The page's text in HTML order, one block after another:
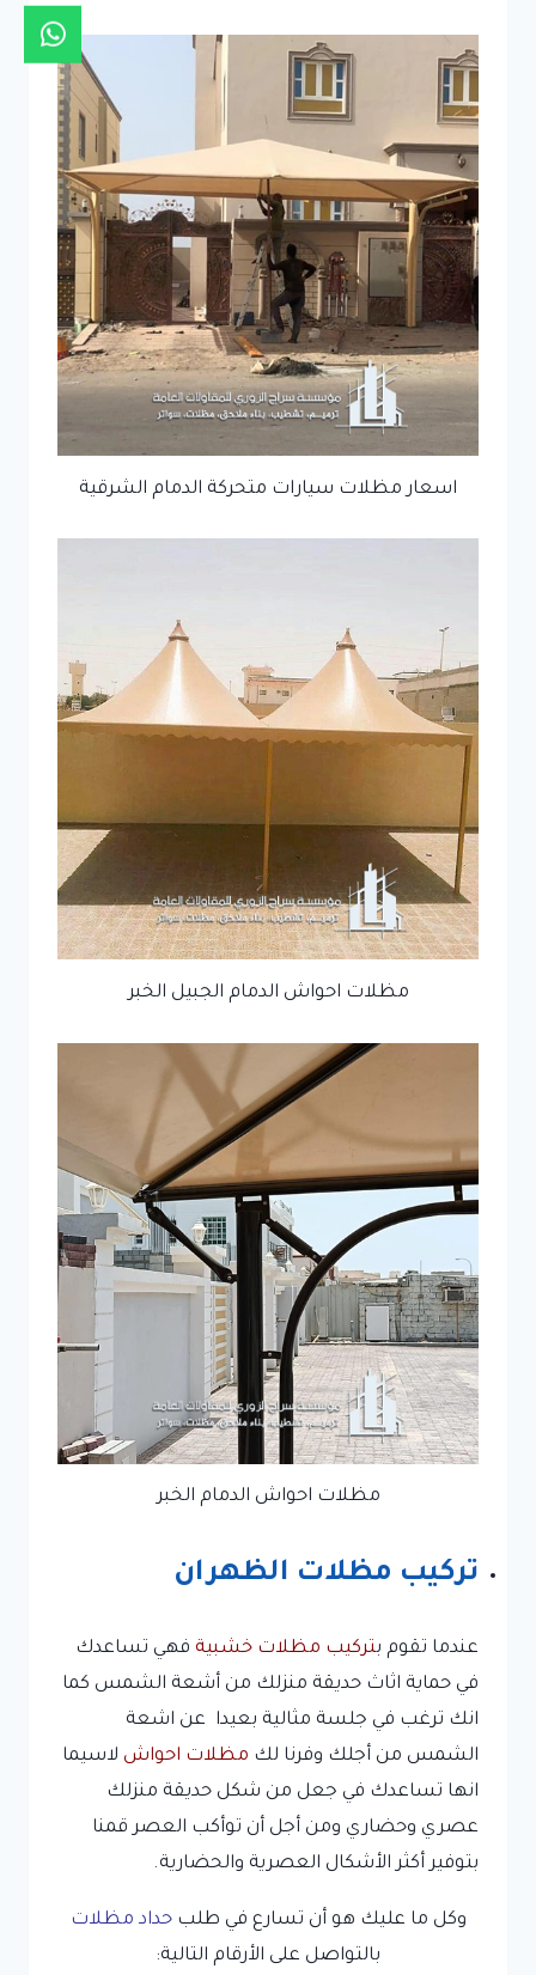
اسعار مظلات سيارات متحركة الدمام الشرقية
مظلات احواش الدمام الجبيل الخبر
مظلات احواش الدمام الخبر
تركيب مظلات الظهران
عندما تقوم بتركيب مظلات خشبية فهي تساعدك
في حماية اثاث حديقة منزلك من أشعة الشمس كما
انك ترغب في جلسة مثالية بعيدا عن اشعة
الشمس من أجلك وفرنا لك مظلات احواش لاسيما
انها تساعدك في جعل من شكل حديقة منزلك
عصري وحضاري ومن أجل أن توأكب العصر قمنا
بتوفير أكثر الأشكال العصرية والحضارية.
وكل ما عليك هو أن تسارع في طلبحداد مظلات
بالتواصل على الأرقام التالية: